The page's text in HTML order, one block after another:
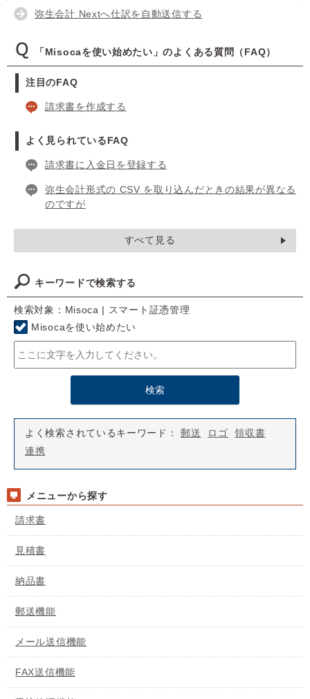
弥生会計 Nextへ仕訳を自動送信する
「Misocaを使い始めたい」のよくある質問（FAQ）
注目のFAQ
請求書を作成する
よく見られているFAQ
請求書に入金日を登録する
弥生会計形式の CSV を取り込んだときの結果が異なる
のですが
すべて見る
キーワードで検索する
検索対象：Misoca | スマート証憑管理
Misocaを使い始めたい
よく検索されているキーワード：郵送 ロゴ
領収書
連携
メニューから探す
請求書
見積書
納品書
郵送機能
メール送信機能
FAX送信機能